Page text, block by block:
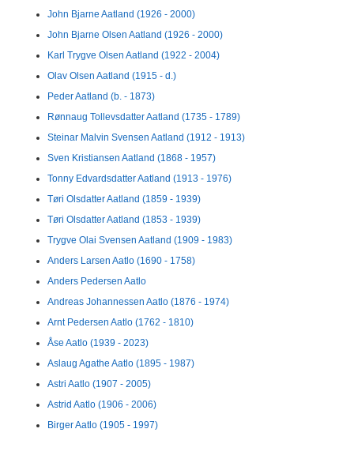
John Bjarne Aatland (1926 - 2000)
John Bjarne Olsen Aatland (1926 - 2000)
Karl Trygve Olsen Aatland (1922 - 2004)
Olav Olsen Aatland (1915 - d.)
Peder Aatland (b. - 1873)
Rønnaug Tollevsdatter Aatland (1735 - 1789)
Steinar Malvin Svensen Aatland (1912 - 1913)
Sven Kristiansen Aatland (1868 - 1957)
Tonny Edvardsdatter Aatland (1913 - 1976)
Tøri Olsdatter Aatland (1859 - 1939)
Tøri Olsdatter Aatland (1853 - 1939)
Trygve Olai Svensen Aatland (1909 - 1983)
Anders Larsen Aatlo (1690 - 1758)
Anders Pedersen Aatlo
Andreas Johannessen Aatlo (1876 - 1974)
Arnt Pedersen Aatlo (1762 - 1810)
Åse Aatlo (1939 - 2023)
Aslaug Agathe Aatlo (1895 - 1987)
Astri Aatlo (1907 - 2005)
Astrid Aatlo (1906 - 2006)
Birger Aatlo (1905 - 1997)